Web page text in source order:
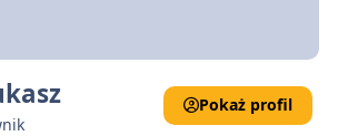
Pokaż profil